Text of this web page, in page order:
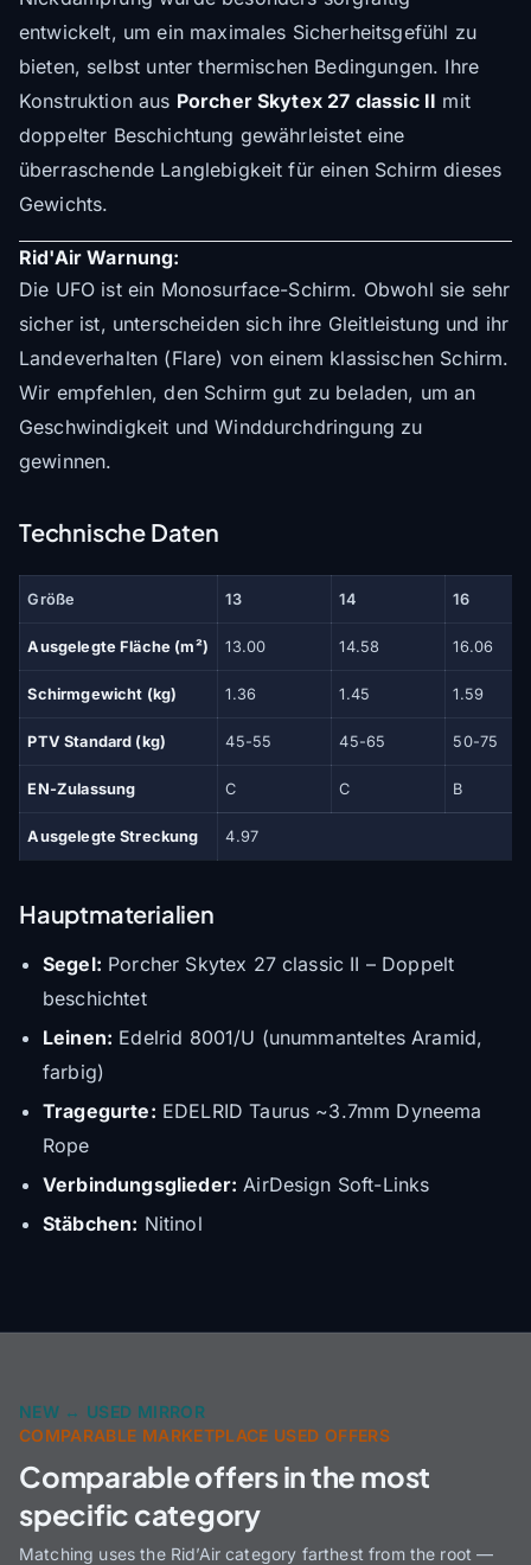
entwickelt, um ein maximales Sicherheitsgefühl zu
bieten, selbst unter thermischen Bedingungen. Ihre
Konstruktion aus Porcher Skytex 27 classic II mit
doppelter Beschichtung gewährleistet eine
überraschende Langlebigkeit für einen Schirm dieses
Gewichts.
Rid'Air Warnung:
Die UFO ist ein Monosurface-Schirm. Obwohl sie sehr
sicher ist, unterscheiden sich ihre Gleitleistung und ihr
Landeverhalten (Flare) von einem klassischen Schirm.
Wir empfehlen, den Schirm gut zu beladen, um an
Geschwindigkeit und Winddurchdringung zu
gewinnen.
Technische Daten
Größe 13 14 16
Ausgelegte Fläche (m²) 13.00 14.58 16.06
Schirmgewicht (kg) 1.36 1.45 1.59
PTV Standard (kg) 45-55 45-65 50-75
EN-Zulassung C C B
Ausgelegte Streckung 4.97
Hauptmaterialien
Segel: Porcher Skytex 27 classic II – Doppelt
beschichtet
Leinen: Edelrid 8001/U (unummanteltes Aramid,
farbig)
Tragegurte: EDELRID Taurus ~3.7mm Dyneema
Rope
Verbindungsglieder: AirDesign Soft-Links
Stäbchen: Nitinol
NEW ↔ USED MIRROR
COMPARABLE MARKETPLACE USED OFFERS
Comparable offers in the most
specific category
Matching uses the Rid’Air category farthest from the root —